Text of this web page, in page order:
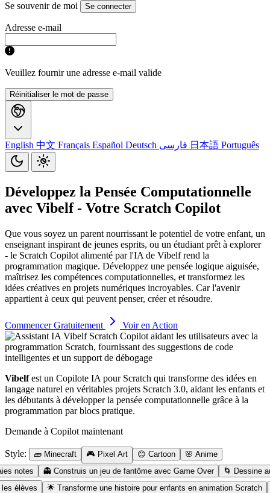
Se souvenir de moi Se connecter
Adresse e-mail
Veuillez fournir une adresse e-mail valide
Réinitialiser le mot de passe
English 中文 Français Español Deutsch 日本語 Português
Développez la Pensée Computationnelle
avec Vibelf- Votre Scratch Copilot
Que vous soyez un parent nourrissant le potentiel de votre enfant, un
enseignant inspirant de jeunes esprits, ou un étudiant prêt à explorer
- le Scratch Copilot alimenté par l'IA de Vibelf rend la
programmation magique. Développez une pensée logique aiguisée,
maîtrisez les compétences computationnelles, et transformez les
idées créatives en projets numériques incroyables. Car l'avenir
appartient à ceux qui peuvent penser, créer et résoudre.
Commencer Gratuitement Voir en Action
Vibelfest un Copilote IA pour Scratch qui transforme des idées en
langage naturel en véritables projets Scratch 3.0, aidant les enfants et
les débutants à développer la pensée computationnelle grâce à la
programmation par blocs pratique.
Demande à Copilot maintenant
Style: 🧱 Minecraft 🎮 Pixel Art 😊 Cartoon
🌸 Anime
👻 Construis un jeu de fantôme avec Game Over 🌀 Dessine
les élèves
🌟 Transforme une histoire pour enfants en animation